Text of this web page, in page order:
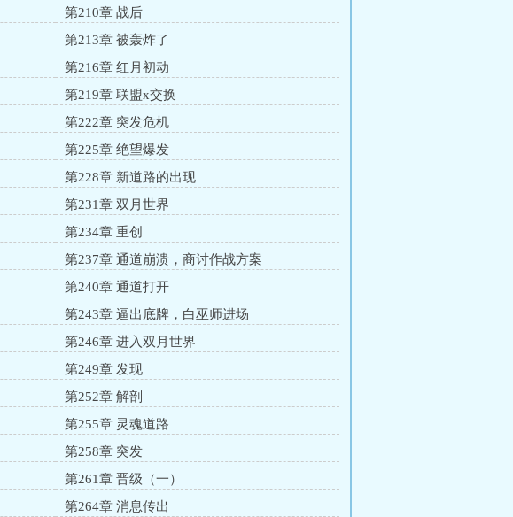
第210章 战后
第213章 被轰炸了
第216章 红月初动
第219章 联盟x交换
第222章 突发危机
第225章 绝望爆发
第228章 新道路的出现
第231章 双月世界
第234章 重创
第237章 通道崩溃，商讨作战方案
第240章 通道打开
第243章 逼出底牌，白巫师进场
第246章 进入双月世界
第249章 发现
第252章 解剖
第255章 灵魂道路
第258章 突发
第261章 晋级（一）
第264章 消息传出